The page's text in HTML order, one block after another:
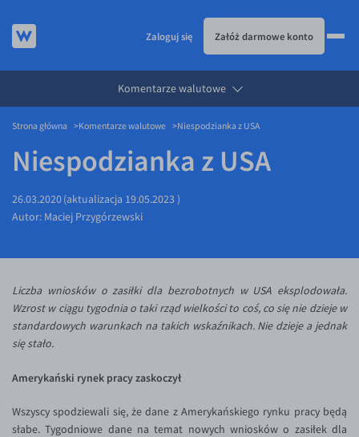
KURSY WALUT
Kursy walut
EUR/PLN
CHF/PLN
DKK/PLN
NOK/PLN
SEK/PLN
Inne pary walutowe
BGN/PLN
KARTA WIELOWALUTOWA
Karta wielowalutowa
PRZELEWY ZAGRANICZNE
DLA FIRM
Partnerstwa
Walutomat Business
Program Afiliacyjny
Prowizje i rabaty
Metody płatności
Banki i przelewy
Aplikacja mobilna
Pomoc
Blog
Aktualności
Komentarze walutowe
Poradnik
Kontakt
PL
Zaloguj się Załóż darmowe konto
Komentarze walutowe
Strona główna Komentarze walutowe Niespodzianka z USA
Niespodzianka z USA
26.03.2020(aktualizacja 19.05.2023 )
Autor: Maciej Przygórzewski
Liczba wniosków o zasiłki dla bezrobotnych w USA eksplodowała.
Wzrost w ciągu tygodnia o taki rząd wielkości to coś, co się nie dzieje w
standardowych warunkach na takich wskaźnikach. Nie dzieje a jednak
się stało.
Amerykański rynek pracy zaskoczył
Wszyscy spodziewali się, że dane z Amerykańskiego rynku pracy będą
słabe. Tygodniowe dane na temat nowych wniosków o zasiłek dla